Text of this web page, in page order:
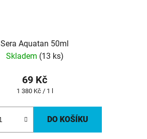
Sera Aquatan 50ml
Skladem (13 ks)
69 Kč
Měrná
1 380 Kč / 1 l
DO KOŠÍKU